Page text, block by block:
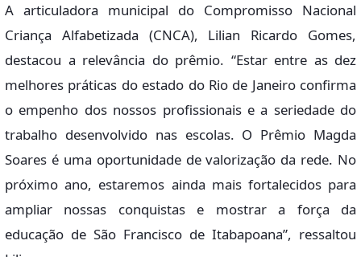
A articuladora municipal do Compromisso Nacional
Criança Alfabetizada (CNCA), Lilian Ricardo Gomes,
destacou a relevância do prêmio. “Estar entre as dez
melhores práticas do estado do Rio de Janeiro confirma
o empenho dos nossos profissionais e a seriedade do
trabalho desenvolvido nas escolas. O Prêmio Magda
Soares é uma oportunidade de valorização da rede. No
próximo ano, estaremos ainda mais fortalecidos para
ampliar nossas conquistas e mostrar a força da
educação de São Francisco de Itabapoana”, ressaltou